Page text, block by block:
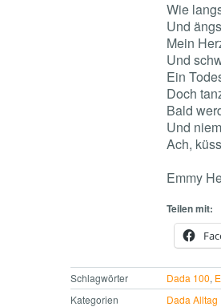
Wie
Und
Mein
Und
Ein
Doch
Bald
Und
Ach,
Emmy
Teilen mit:
Schlagwörter Dada 100,
Kategorien
Dada Alltag